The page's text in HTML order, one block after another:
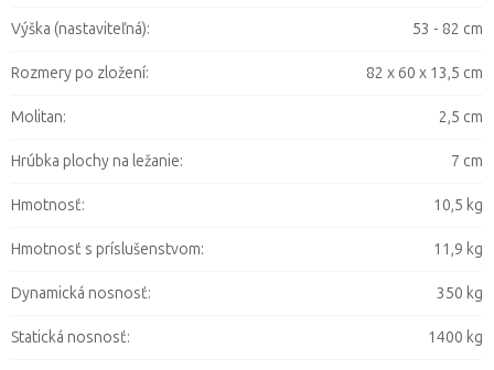
Výška (nastaviteľná): 53 - 82 cm
Rozmery po zložení: 82 x 60 x 13,5 cm
Molitan: 2,5 cm
Hrúbka plochy na ležanie: 7 cm
Hmotnosť: 10,5 kg
Hmotnosť s príslušenstvom: 11,9 kg
Dynamická nosnosť: 350 kg
Statická nosnosť: 1400 kg